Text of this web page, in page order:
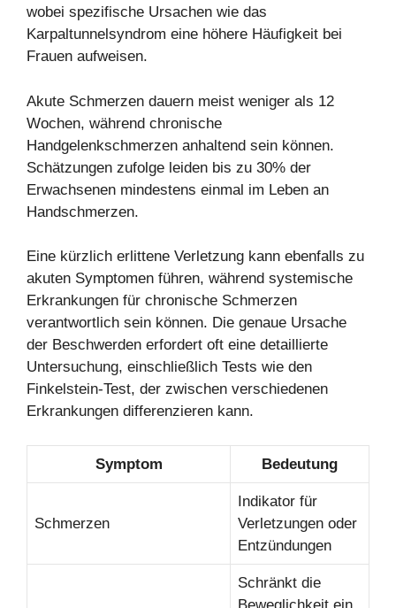
wobei spezifische Ursachen wie das
Karpaltunnelsyndrom eine höhere Häufigkeit bei
Frauen aufweisen.
Akute Schmerzen dauern meist weniger als 12
Wochen, während chronische
Handgelenkschmerzen anhaltend sein können.
Schätzungen zufolge leiden bis zu 30% der
Erwachsenen mindestens einmal im Leben an
Handschmerzen.
Eine kürzlich erlittene Verletzung kann ebenfalls zu
akuten Symptomen führen, während systemische
Erkrankungen für chronische Schmerzen
verantwortlich sein können. Die genaue Ursache
der Beschwerden erfordert oft eine detaillierte
Untersuchung, einschließlich Tests wie den
Finkelstein-Test, der zwischen verschiedenen
Erkrankungen differenzieren kann.
Symptom Bedeutung
Schmerzen
Indikator für
Verletzungen oder
Entzündungen
Schränkt die